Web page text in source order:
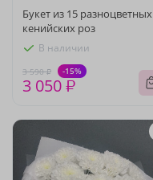
Букет из 15 разноцветных
кенийских роз
В наличии
3 590 ₽ -15%
3 050 ₽